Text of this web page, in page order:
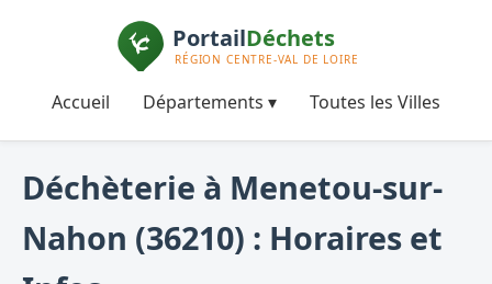
Accueil Départements ▾ Toutes les Villes
Déchèterie à Menetou-sur-
Nahon (36210) : Horaires et